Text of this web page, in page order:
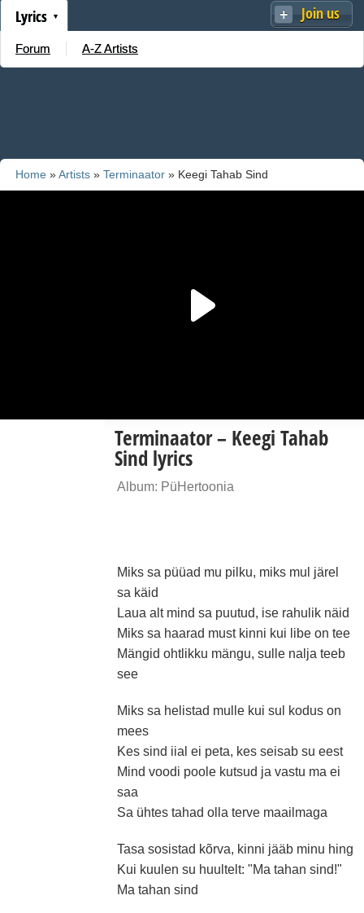
Join us
Lyrics
Forum A-Z Artists
Home »Artists » Terminaator » Keegi Tahab Sind
Terminaator – Keegi Tahab
Sind lyrics
Album: PüHertoonia
Miks sa püüad mu pilku, miks mul järel
sa käid
Laua alt mind sa puutud, ise rahulik näid
Miks sa haarad must kinni kui libe on tee
Mängid ohtlikku mängu, sulle nalja teeb
see
Miks sa helistad mulle kui sul kodus on
mees
Kes sind iial ei peta, kes seisab su eest
Mind voodi poole kutsud ja vastu ma ei
saa
Sa ühtes tahad olla terve maailmaga
Tasa sosistad kõrva, kinni jääb minu hing
Kui kuulen su huultelt: "Ma tahan sind!"
Ma tahan sind